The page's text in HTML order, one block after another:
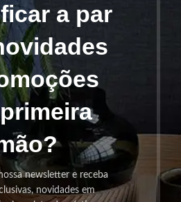
a par
newsletter e receba
novidades em